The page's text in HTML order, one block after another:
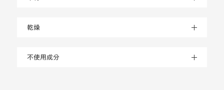
乾燥
不使用成分